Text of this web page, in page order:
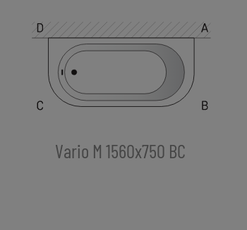
Vario M 1560x750 BC